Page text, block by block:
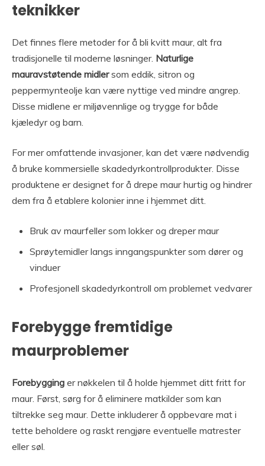
teknikker
Det finnes flere metoder for å bli kvitt maur, alt fra
tradisjonelle til moderne løsninger. Naturlige
mauravstøtende midlersom eddik, sitron og
peppermynteolje kan være nyttige ved mindre angrep.
Disse midlene er miljøvennlige og trygge for både
kjæledyr og barn.
For mer omfattende invasjoner, kan det være nødvendig
å bruke kommersielle skadedyrkontrollprodukter. Disse
produktene er designet for å drepe maur hurtig og hindrer
dem fra å etablere kolonier inne i hjemmet ditt.
Bruk av maurfeller som lokker og dreper maur
Sprøytemidler langs inngangspunkter som dører og
vinduer
Profesjonell skadedyrkontroll om problemet vedvarer
Forebygge fremtidige
maurproblemer
Forebygging er nøkkelen til å holde hjemmet ditt fritt for
maur. Først, sørg for å eliminere matkilder som kan
tiltrekke seg maur. Dette inkluderer å oppbevare mat i
tette beholdere og raskt rengjøre eventuelle matrester
eller søl.